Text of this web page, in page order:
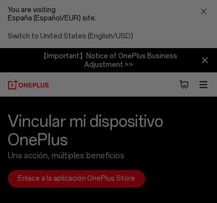
You are visiting
España (Español/EUR) site.
Switch to United States (English/USD)
【Important】Notice of OnePlus Business
Adjustment >>
Link
Device
Introduction
Vincular mi dispositivo
OnePlus
Una acción, múltiples beneficios
Enlace a la aplicación OnePlus Store